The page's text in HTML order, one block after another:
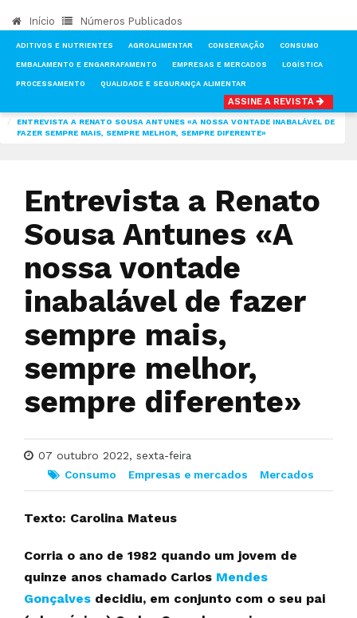
Início Números Publicados
ADITIVOS E NUTRIENTES AGROALIMENTAR CONSERVAÇÃO CONSUMO
EMBALAMENTO E ENGARRAFAMENTO EMPRESAS E MERCADOS LOGÍSTICA
PROCESSAMENTO QUALIDADE E SEGURANÇA ALIMENTAR
ASSINE A REVISTA
ENTREVISTA A RENATO SOUSA ANTUNES «A NOSSA VONTADE INABALÁVEL DE
FAZER SEMPRE MAIS, SEMPRE MELHOR, SEMPRE DIFERENTE»
Entrevista a Renato
Sousa Antunes «A
nossa vontade
inabalável de fazer
sempre mais,
sempre melhor,
sempre diferente»
07 outubro 2022, sexta-feira
Consumo
Empresas e mercados Mercados
Texto: Carolina Mateus
Corria o ano de 1982 quando um jovem de
quinze anos chamado Carlos Mendes
Gonçalves decidiu, em conjunto com o seu pai